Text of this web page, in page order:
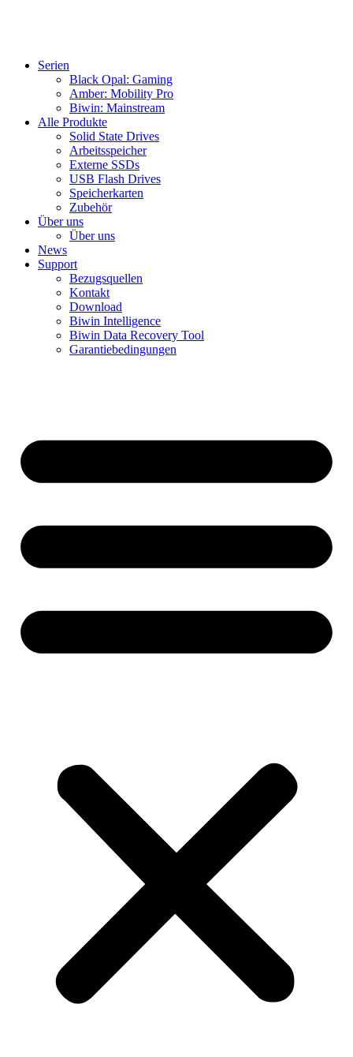
Serien
Black Opal: Gaming
Amber: Mobility Pro
Biwin: Mainstream
Alle Produkte
Solid State Drives
Arbeitsspeicher
Externe SSDs
USB Flash Drives
Speicherkarten
Zubehör
Über uns
Über uns
News
Support
Bezugsquellen
Kontakt
Download
Biwin Intelligence
Biwin Data Recovery Tool
Garantiebedingungen